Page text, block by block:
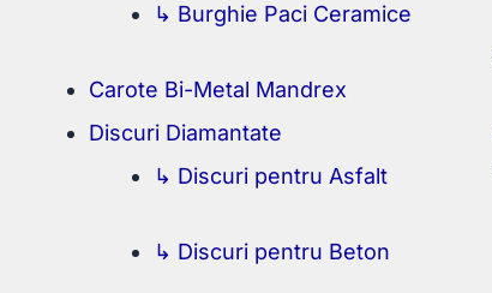
↳ Burghie Paci Ceramice
Carote Bi-Metal Mandrex
Discuri Diamantate
↳ Discuri pentru Asfalt
↳ Discuri pentru Beton